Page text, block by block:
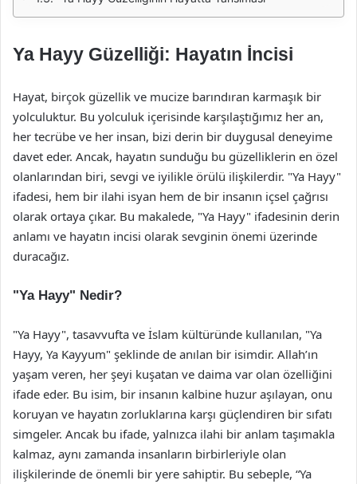
Ya Hayy Güzelliği: Hayatın İncisi
Hayat, birçok güzellik ve mucize barındıran karmaşık bir
yolculuktur. Bu yolculuk içerisinde karşılaştığımız her an,
her tecrübe ve her insan, bizi derin bir duygusal deneyime
davet eder. Ancak, hayatın sunduğu bu güzelliklerin en özel
olanlarından biri, sevgi ve iyilikle örülü ilişkilerdir. "Ya Hayy"
ifadesi, hem bir ilahi isyan hem de bir insanın içsel çağrısı
olarak ortaya çıkar. Bu makalede, "Ya Hayy" ifadesinin derin
anlamı ve hayatın incisi olarak sevginin önemi üzerinde
duracağız.
"Ya Hayy" Nedir?
"Ya Hayy", tasavvufta ve İslam kültüründe kullanılan, "Ya
Hayy, Ya Kayyum" şeklinde de anılan bir isimdir. Allah’ın
yaşam veren, her şeyi kuşatan ve daima var olan özelliğini
ifade eder. Bu isim, bir insanın kalbine huzur aşılayan, onu
koruyan ve hayatın zorluklarına karşı güçlendiren bir sıfatı
simgeler. Ancak bu ifade, yalnızca ilahi bir anlam taşımakla
kalmaz, aynı zamanda insanların birbirleriyle olan
ilişkilerinde de önemli bir yere sahiptir. Bu sebeple, “Ya